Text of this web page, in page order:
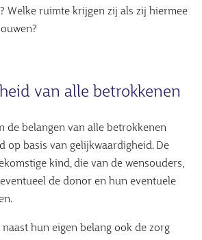
Welke ruimte krijgen zij als zij hiermee
van alle betrokkenen
de belangen van alle betrokkenen
op basis van gelijkwaardigheid. De
kind, die van de wensouders,
de donor en hun eventuele
hun eigen belang ook de zorg